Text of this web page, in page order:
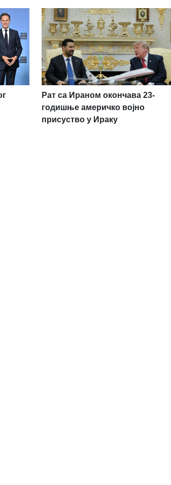
Рат са Ираном окончава 23-
годишње америчко војно
присуство у Ираку